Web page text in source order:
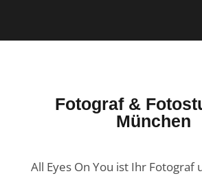
Fotograf &
München
All Eyes On You ist Ihr Fotograf